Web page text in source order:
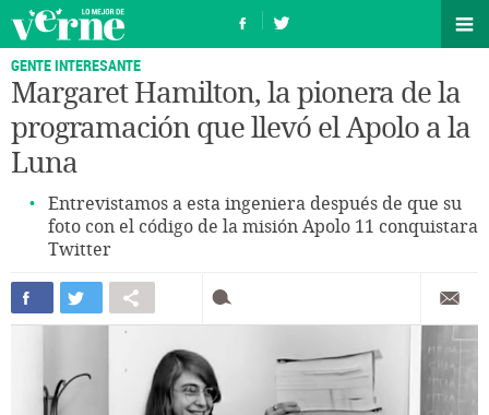
GENTE INTERESANTE
Margaret Hamilton, la pionera de la
programación que llevó el Apolo a la
Luna
Entrevistamos a esta ingeniera después de que su
foto con el código de la misión Apolo 11 conquistara
Twitter